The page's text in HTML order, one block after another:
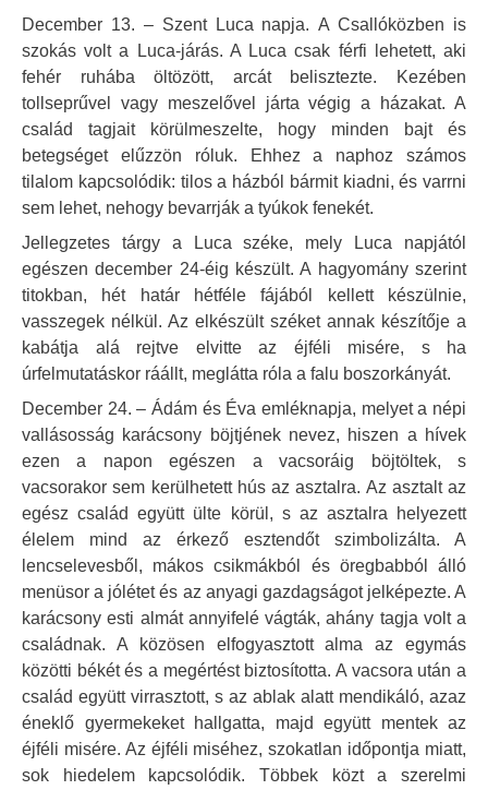
December 13. – Szent Luca napja. A Csallóközben is
szokás volt a Luca-járás. A Luca csak férfi lehetett, aki
fehér ruhába öltözött, arcát belisztezte. Kezében
tollseprűvel vagy meszelővel járta végig a házakat. A
család tagjait körülmeszelte, hogy minden bajt és
betegséget elűzzön róluk. Ehhez a naphoz számos
tilalom kapcsolódik: tilos a házból bármit kiadni, és varrni
sem lehet, nehogy bevarrják a tyúkok fenekét.
Jellegzetes tárgy a Luca széke, mely Luca napjától
egészen december 24-éig készült. A hagyomány szerint
titokban, hét határ hétféle fájából kellett készülnie,
vasszegek nélkül. Az elkészült széket annak készítője a
kabátja alá rejtve elvitte az éjféli misére, s ha
úrfelmutatáskor ráállt, meglátta róla a falu boszorkányát.
December 24. – Ádám és Éva emléknapja, melyet a népi
vallásosság karácsony böjtjének nevez, hiszen a hívek
ezen a napon egészen a vacsoráig böjtöltek, s
vacsorakor sem kerülhetett hús az asztalra. Az asztalt az
egész család együtt ülte körül, s az asztalra helyezett
élelem mind az érkező esztendőt szimbolizálta. A
lencselevesből, mákos csikmákból és öregbabból álló
menüsor a jólétet és az anyagi gazdagságot jelképezte. A
karácsony esti almát annyifelé vágták, ahány tagja volt a
családnak. A közösen elfogyasztott alma az egymás
közötti békét és a megértést biztosította. A vacsora után a
család együtt virrasztott, s az ablak alatt mendikáló, azaz
éneklő gyermekeket hallgatta, majd együtt mentek az
éjféli misére. Az éjféli miséhez, szokatlan időpontja miatt,
sok hiedelem kapcsolódik. Többek közt a szerelmi